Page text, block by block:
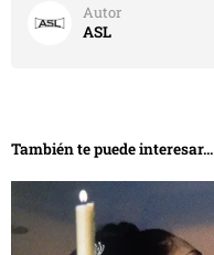
Autor
ASL
También te puede interesar...